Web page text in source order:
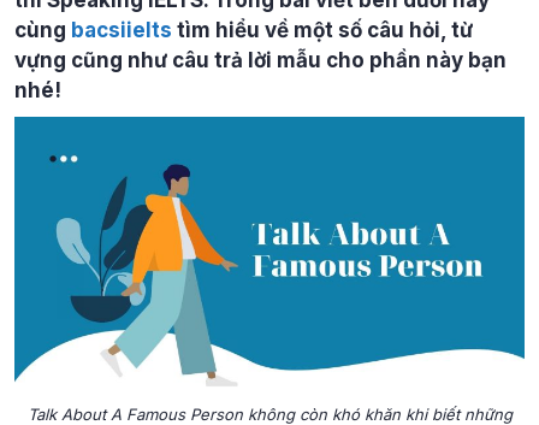
cùng bacsiielts tìm hiểu về một số câu hỏi, từ
vựng cũng như câu trả lời mẫu cho phần này bạn
nhé!
Talk About A Famous Person không còn khó khăn khi biết những